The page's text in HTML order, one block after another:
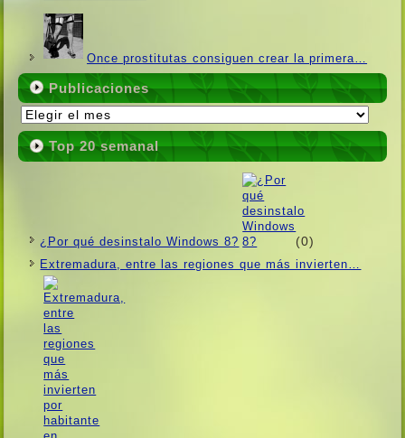
Once prostitutas consiguen crear la primera…
Publicaciones
Publicaciones
Top 20 semanal
¿Por qué desinstalo Windows 8? (0)
Extremadura, entre las regiones que más invierten…